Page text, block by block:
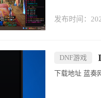
发布时间：
DNF游戏
下载地址